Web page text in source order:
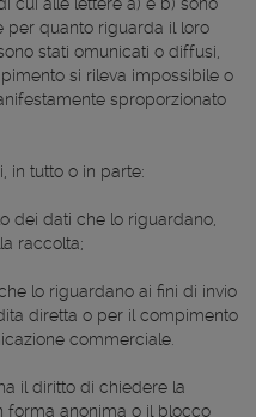
per quanto riguarda il loro
stati omunicati o diffusi,
si rileva impossibile o
sproporzionato
in tutto o in parte:
dei dati che lo riguardano,
raccolta;
lo riguardano ai fini di invio
diretta o per il compimento
commerciale.
il diritto di chiedere la
forma anonima o il blocco